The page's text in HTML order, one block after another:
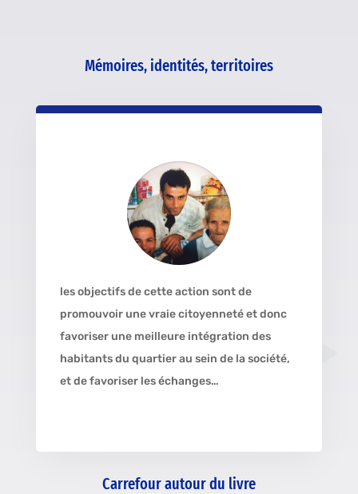
Mémoires, identités, territoires
les objectifs de cette action sont de
promouvoir une vraie citoyenneté et donc
favoriser une meilleure intégration des
habitants du quartier au sein de la société,
et de favoriser les échanges…
Carrefour autour du livre